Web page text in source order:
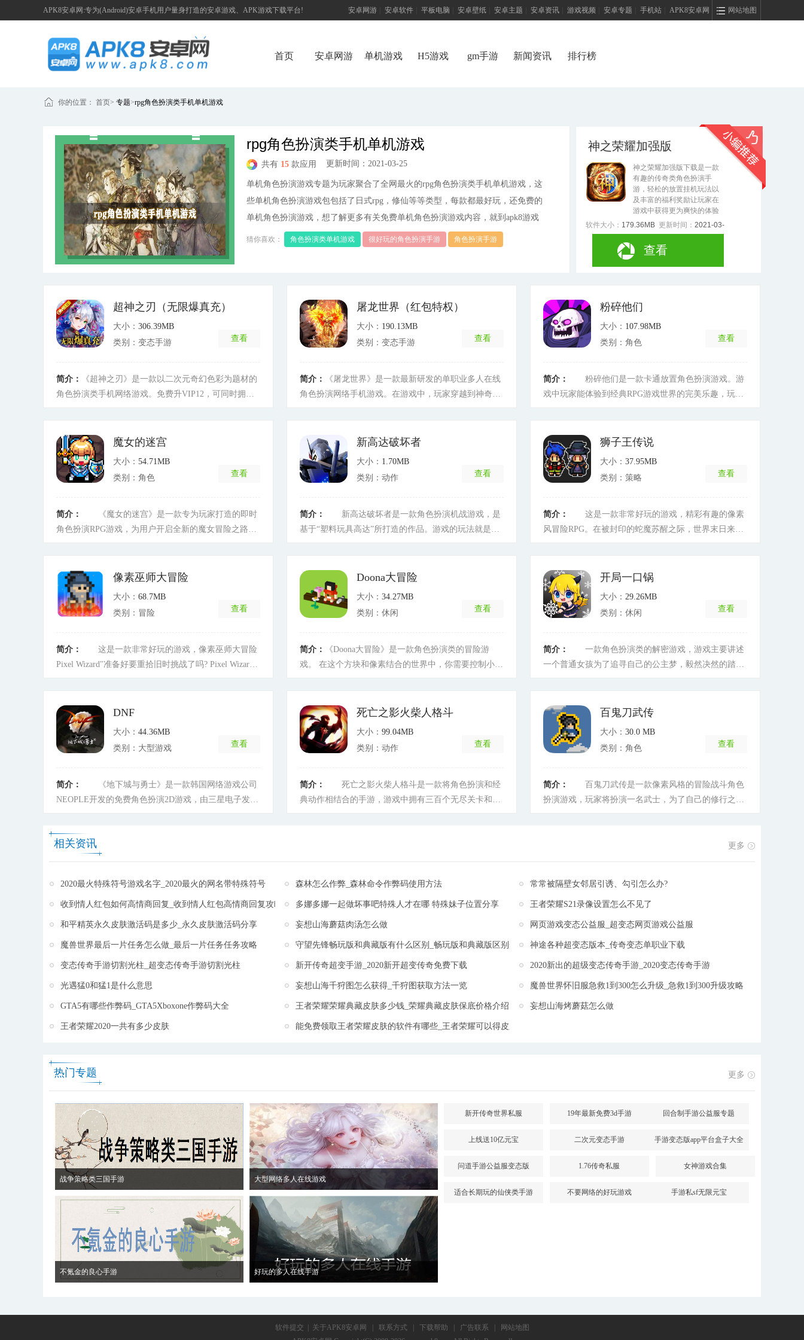
APK8安卓网:专为(Android)安卓手机用户量身打造的安卓游戏、APK游戏下载平台! 网站地图
安卓网游 安卓软件 平板电脑 安卓壁纸 安卓主题 安卓资讯 游戏视频 安卓专题 手机站 APK8安卓网
首页 安卓网游 单机游戏 H5游戏 gm手游 新闻资讯 排行榜
你的位置： 首页> 专题>rpg角色扮演类手机单机游戏
rpg角色扮演类手机单机游戏
共有 15 款应用 更新时间：2021-03-25
单机角色扮演游戏专题为玩家聚合了全网最火的rpg角色扮演类手机单机游戏，这
些单机角色扮演游戏包包括了日式rpg，修仙等等类型，每款都最好玩，还免费的
单机角色扮演游戏，想了解更多有关免费单机角色扮演游戏内容，就到apk8游戏
网！
猜你喜欢： 角色扮演类单机游戏 很好玩的角色扮演手游 角色扮演手游
神之荣耀加强版
神之荣耀加强版下载是一款
有趣的传奇类角色扮演手
游，轻松的放置挂机玩法以
及丰富的福利奖励让玩家在
游戏中获得更为爽快的体验
软件大小： 179.36MB 更新时间： 2021-03-
25
查看
超神之刃（无限爆真充）
大小： 306.39MB
类别：变态手游
查看
简介：
《超神之刃》是一款以二次元奇幻色彩为题材的
角色扮演类手机网络游戏。免费升VIP12，可同时拥有
有趣的冒险旅程！[详细]
屠龙世界（红包特权）
大小： 190.13MB
类别：变态手游
查看
简介：
《屠龙世界》是一款最新研发的单职业多人在线
角色扮演网络手机游戏。在游戏中，玩家穿越到神奇浩
庙……渐渐接触到到古老的三龙卫和那段被风沙掩埋的
英雄故事。成长过程中，神兵涌现，强大的怪物和机遇
并存，兄弟沙城齐聚，热血点燃征程……
粉碎他们
大小： 107.98MB
类别：角色
查看
简介：
粉碎他们是一款卡通放置角色扮演游戏。游
戏中玩家能体验到经典RPG游戏世界的完美乐趣，玩家
家可以试试![详细]
魔女的迷宫
大小： 54.71MB
类别：角色
查看
简介：
《魔女的迷宫》是一款专为玩家打造的即时
角色扮演RPG游戏，为用户开启全新的魔女冒险之路，
新高达破坏者
大小： 1.70MB
类别：动作
查看
简介：
新高达破坏者是一款角色扮演机战游戏，是
基于“塑料玩具高达”所打造的作品。游戏的玩法就是通
上游玩感觉就像是和玩具互动。
狮子王传说
大小： 37.95MB
类别：策略
查看
简介：
这是一款非常好玩的游戏，精彩有趣的像素
风冒险RPG。在被封印的蛇魔苏醒之际，世界末日来临
世界的坎坷之旅，最终打到吞噬世界之蛇，还世界以光
明!游戏的内容十分丰富，剧情十分精彩，这是一款不可
多得的冒险类角色扮演游戏。勇士们，握紧手中的斧
头，一起踏上拯救世界之旅吧!喜欢的话就赶紧下载来玩
像素巫师大冒险
大小： 68.7MB
类别：冒险
查看
简介：
这是一款非常好玩的游戏，像素巫师大冒险
Pixel Wizard"准备好要重拾旧时挑战了吗? Pixel Wizard
传输到魔法王国来体验这款街机经典游戏的现代版。
Pixel Wizard Adventure 绝对是所有旧式 2D 平台和冒险
游戏爱好者必玩的游戏。 如果你喜欢经典的 2D 角色扮
演游戏，那你肯定会爱上这款游戏! 在这款魔幻掌上游
将会扮演一个魔法师，面对著重重难关，充满挑战的任
务，诸如：击败阻碍去路的怪物、食尸鬼和妖精，以通
鬼怪到熔岩坑和各种障碍，你的魔法师必须找出一条生
挑战。喜欢的话就赶紧下载来玩吧![详细]
Doona大冒险
大小： 34.27MB
类别：休闲
查看
简介：
《Doona大冒险》是一款角色扮演类的冒险游
戏。 在这个方块和像素结合的世界中，你需要控制小女
开局一口锅
大小： 29.26MB
类别：休闲
查看
简介：
一款角色扮演类的解密游戏，游戏主要讲述
一个普通女孩为了追寻自己的公主梦，毅然决然的踏上
装备来击败隐藏在迷宫里的怪物。最终帮助主角通过重
重关卡，实现主角的公主梦。
DNF
大小： 44.36MB
类别：大型游戏
查看
简介：
《地下城与勇士》是一款韩国网络游戏公司
NEOPLE开发的免费角色扮演2D游戏，由三星电子发
死亡之影火柴人格斗
大小： 99.04MB
类别：动作
查看
简介：
死亡之影火柴人格斗是一款将角色扮演和经
典动作相结合的手游，游戏中拥有三百个无尽关卡和强
[详细]
百鬼刀武传
大小： 30.0 MB
类别：角色
查看
简介：
百鬼刀武传是一款像素风格的冒险战斗角色
扮演游戏，玩家将扮演一名武士，为了自己的修行之
相关资讯 更多
2020最火特殊符号游戏名字_2020最火的网名带特殊符号 森林怎么作弊_森林命令作弊码使用方法 常常被隔壁女邻居引诱、勾引怎么办?
收到情人红包如何高情商回复_收到情人红包高情商回复攻略 多娜多娜一起做坏事吧特殊人才在哪 特殊妹子位置分享 王者荣耀S21录像设置怎么不见了
和平精英永久皮肤激活码是多少_永久皮肤激活码分享 妄想山海蘑菇肉汤怎么做 网页游戏变态公益服_超变态网页游戏公益服
魔兽世界最后一片任务怎么做_最后一片任务任务攻略 守望先锋畅玩版和典藏版有什么区别_畅玩版和典藏版区别介绍 神途各种超变态版本_传奇变态单职业下载
变态传奇手游切割光柱_超变态传奇手游切割光柱 新开传奇超变手游_2020新开超变传奇免费下载 2020新出的超级变态传奇手游_2020变态传奇手游
光遇猛0和猛1是什么意思 妄想山海千狩图怎么获得_千狩图获取方法一览 魔兽世界怀旧服急救1到300怎么升级_急救1到300升级攻略
GTA5有哪些作弊码_GTA5Xboxone作弊码大全 王者荣耀荣耀典藏皮肤多少钱_荣耀典藏皮肤保底价格介绍 妄想山海烤蘑菇怎么做
王者荣耀2020一共有多少皮肤 能免费领取王者荣耀皮肤的软件有哪些_王者荣耀可以得皮肤的软件
热门专题 更多
战争策略类三国手游 大型网络多人在线游戏
不氪金的良心手游 好玩的多人在线手游
新开传奇世界私服 19年最新免费3d手游 回合制手游公益服专题
上线送10亿元宝 二次元变态手游 手游变态版app平台盒子大全
问道手游公益服变态版 1.76传奇私服 女神游戏合集
适合长期玩的仙侠类手游 不要网络的好玩游戏 手游私sf无限元宝
软件提交 关于APK8安卓网 联系方式 下载帮助 广告联系
网站地图